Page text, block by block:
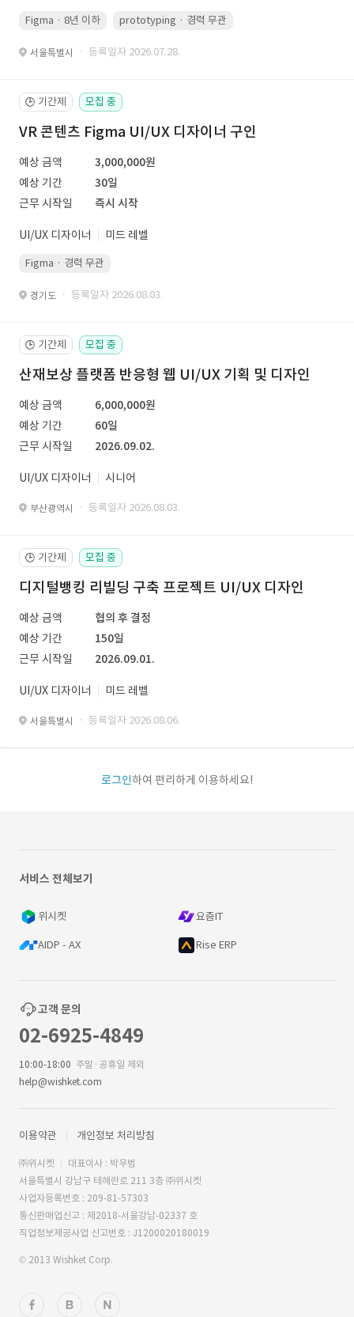
Figma · 8년 이하 prototyping · 경력 무관
서울특별시 · 등록일자 2026.07.28.
🕒 기간제 모집 중
VR 콘텐츠 Figma UI/UX 디자이너 구인
예상 금액
3,000,000원
예상 기간
30일
근무 시작일
즉시 시작
UI/UX 디자이너 미드 레벨
Figma · 경력 무관
경기도 · 등록일자 2026.08.03.
🕒 기간제 모집 중
산재보상 플랫폼 반응형 웹 UI/UX 기획 및 디자인
예상 금액
6,000,000원
예상 기간
60일
근무 시작일
2026.09.02.
UI/UX 디자이너 시니어
부산광역시 · 등록일자 2026.08.03.
🕒 기간제 모집 중
디지털뱅킹 리빌딩 구축 프로젝트 UI/UX 디자인
예상 금액
협의 후 결정
예상 기간
150일
근무 시작일
2026.09.01.
UI/UX 디자이너 미드 레벨
서울특별시 · 등록일자 2026.08.06.
로그인하여 편리하게 이용하세요!
서비스 전체보기
위시켓 요즘IT
AIDP - AX Rise ERP
고객 문의
02-6925-4849
10:00-18:00 주말·공휴일 제외
help@wishket.com
이용약관 개인정보 처리방침
㈜위시켓
대표이사 : 박우범
서울특별시 강남구 테헤란로 211 3층 ㈜위시켓
사업자등록번호 : 209-81-57303
통신판매업신고 : 제2018-서울강남-02337 호
직업정보제공사업 신고번호 : J1200020180019
© 2013 Wishket Corp.